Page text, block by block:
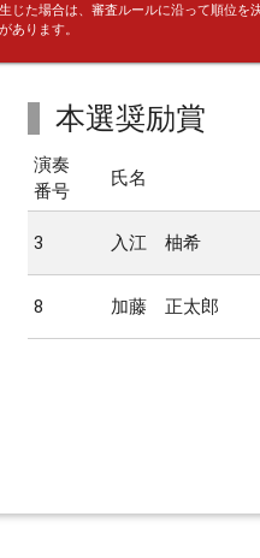
た場合は、審査ルールに沿って順位を決
あります。
本選奨励賞
演奏
番号
氏名
3 入江 柚希
8 加藤 正太郎